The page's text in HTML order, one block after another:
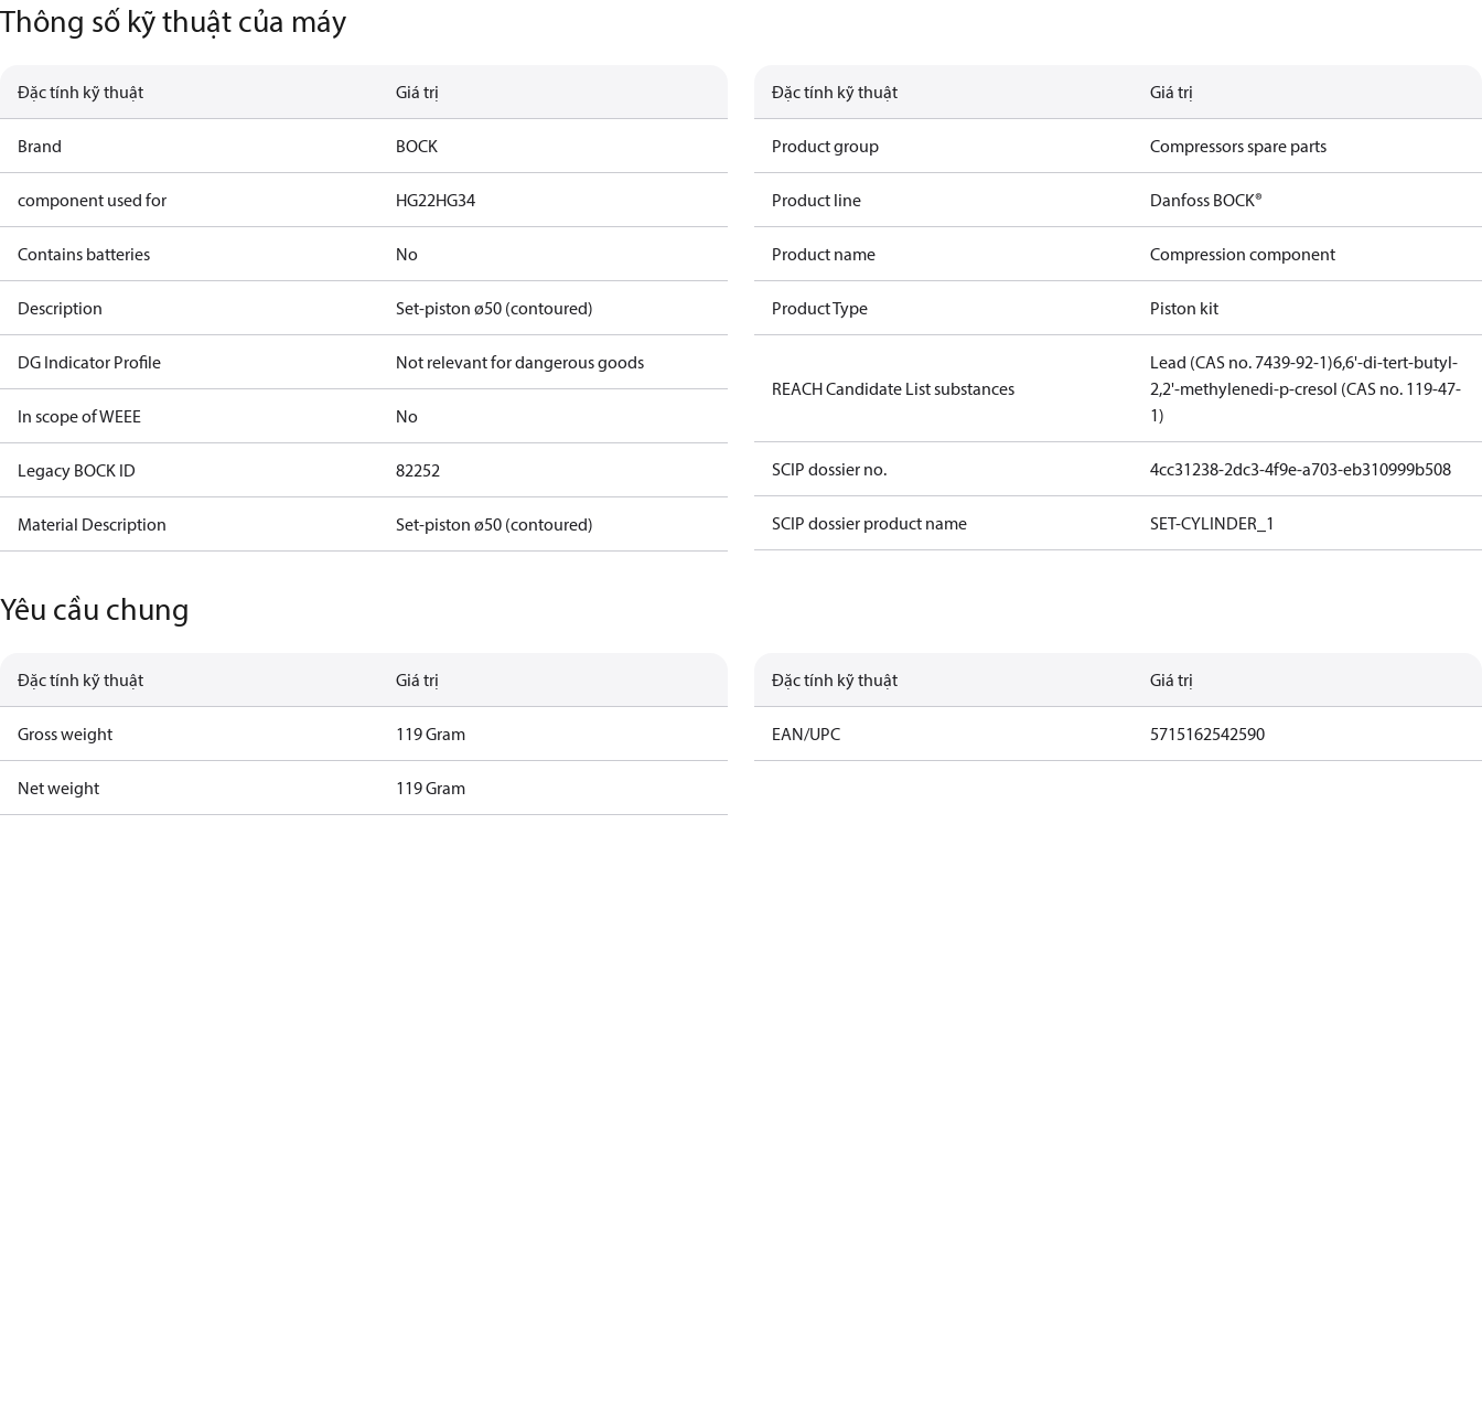
Thông số kỹ thuật của máy
Đặc tính kỹ thuật Giá trị
Brand BOCK
component used for HG22HG34
Contains batteries No
Description Set-piston ø50 (contoured)
DG Indicator Profile Not relevant for dangerous goods
In scope of WEEE No
Legacy BOCK ID 82252
Material Description Set-piston ø50 (contoured)
Đặc tính kỹ thuật Giá trị
Product group Compressors spare parts
Product line Danfoss BOCK®
Product name Compression component
Product Type Piston kit
REACH Candidate List substances
Lead (CAS no. 7439-92-1)6,6'-di-tert-butyl-
2,2'-methylenedi-p-cresol (CAS no. 119-47-
1)
SCIP dossier no. 4cc31238-2dc3-4f9e-a703-eb310999b508
SCIP dossier product name SET-CYLINDER_1
Yêu cầu chung
Đặc tính kỹ thuật Giá trị
Gross weight 119 Gram
Net weight 119 Gram
Đặc tính kỹ thuật Giá trị
EAN/UPC 5715162542590